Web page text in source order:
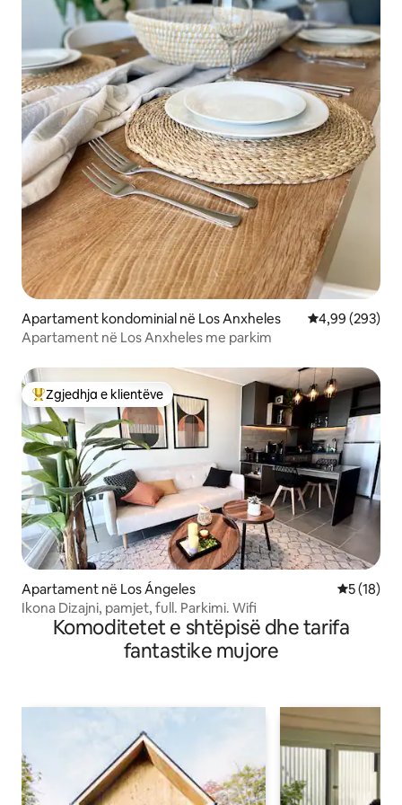
Apartament kondominial në Los Anxheles Vlerësimi
4,99 (293)
Apartament në Los Anxheles me parkim
Më të mirat e zgjedhjeve të klientëve
Zgjedhja e klientëve
Apartament në Los Ángeles Vlerësimi
5 (18)
Ikona Dizajni, pamjet, full. Parkimi. Wifi
Komoditetet e shtëpisë dhe tarifa
fantastike mujore